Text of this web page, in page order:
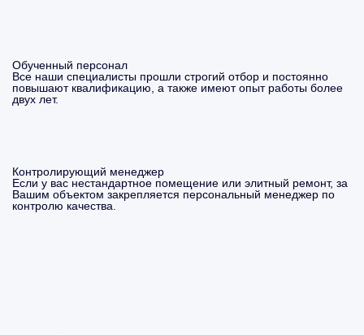
Обученный персонал
Все наши специалисты прошли строгий отбор и постоянно
повышают квалификацию, а также имеют опыт работы более
двух лет.
Контролирующий менеджер
Если у вас нестандартное помещение или элитный ремонт, за
Вашим объектом закрепляется персональный менеджер по
контролю качества.